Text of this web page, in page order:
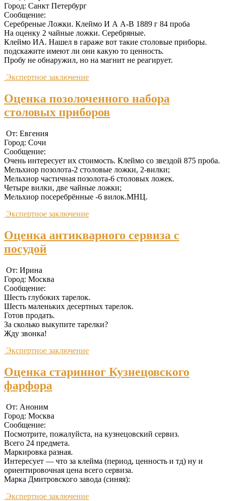
Город: Санкт Петербург
Сообщение:
Серебреные Ложки. Клеймо И А А-В 1889 г 84 проба
На оценку 2 чайные ложки. Серебряные.
Клеймо ИА. Нашел в гараже вот такие столовые приборы.
подскажите имеют ли они какую то ценность.
Пробу не обнаружил, но на магнит не реагирует.
Экспертное заключение
Оценка позолоченного набора
столовых приборов
От: Евгения
Город: Сочи
Сообщение:
Очень интересует их стоимость. Клеймо со звездой 875 проба.
Мельхиор позолота-2 столовые ложки, 2-вилки;
Мельхиор частичная позолота-6 столовых ложек.
Четыре вилки, две чайные ложки;
Мельхиор посеребрённые -6 вилок.МНЦ.
Экспертное заключение
Оценка антикварного сервиза с
посудой
От: Ирина
Город: Москва
Сообщение:
Шесть глубоких тарелок.
Шесть маленьких десертных тарелок.
Готов продать.
За сколько выкупите тарелки?
Жду звонка!
Экспертное заключение
Оценка старинног Кузнецовского
фарфора
От: Аноним
Город: Москва
Сообщение:
Посмотрите, пожалуйста, на кузнецовский сервиз.
Всего 24 предмета.
Маркировка разная.
Интересует — что за клейма (период, ценность и тд) ну и
ориентировочная цена всего сервиза.
Марка Дмитровского завода (синяя):
Экспертное заключение